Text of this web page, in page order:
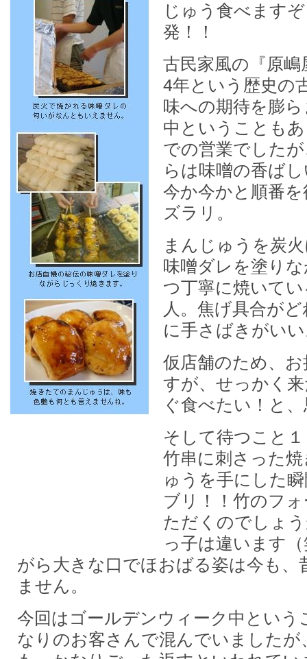
じゅう食べます
発！！
古民家風の『原
4年という歴史の
味への期待を膨
中ということも
での営業でした
らは味噌の香ば
今か今かと順番
ズラリ。
まんじゅうを炭
味噌ダレを塗り
つ丁寧に焼いて
人。焦げ具合が
に手さばきがい
仮店舗のため、
すが、せっかく
ぐ食べたい！と
そして待つこと
竹串に刺さった
ゅうを手にした
ブリ！！竹のフ
ただくのでしょ
っ子は違います
がら大きな口でほおばる姿は今も、
ません。
今回はゴールデンウィーク中という
なりのお客さんで混んでいましたが